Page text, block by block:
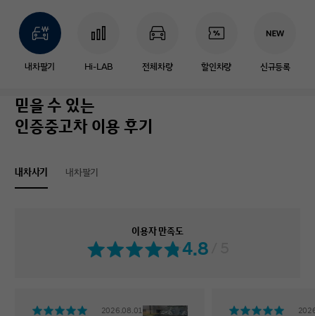
내차팔기 Hi-LAB 전체차량 할인차량 신규등록
믿을 수 있는
인증중고차 이용 후기
내차사기 내차팔기
이용자 만족도
4.8
2026.08.01